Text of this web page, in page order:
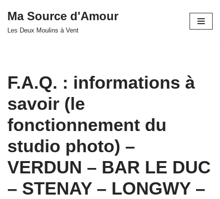
Aller
Ma Source d'Amour
Les Deux Moulins à Vent
F.A.Q. : informations à
savoir (le
fonctionnement du
studio photo) –
VERDUN – BAR LE DUC
– STENAY – LONGWY –